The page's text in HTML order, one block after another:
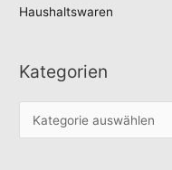
Haushaltswaren
Kategorien
a